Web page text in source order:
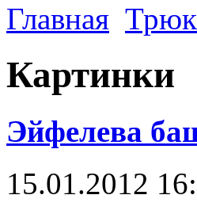
Главная
Картинки
Эйфелева
15.01.2012